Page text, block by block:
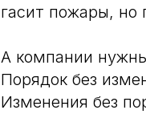
гасит пожары, но
А компании
Порядок без
Изменения без